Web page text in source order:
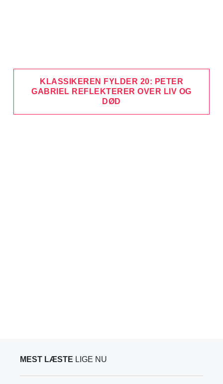
KLASSIKEREN FYLDER 20: PETER
GABRIEL REFLEKTERER OVER LIV OG
DØD
MEST LÆSTE LIGE NU